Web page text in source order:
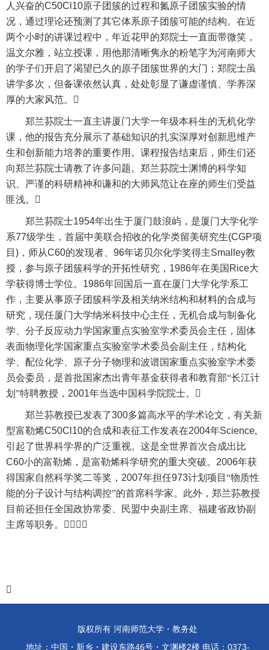
人兴奋的C50Cl10原子团簇的过程和氮原子团簇实验的情
况，通过理论还预测了其它体系原子团簇可能的结构。在近
两个小时的讲课过程中，年近花甲的郑院士一直面带微笑，
温文尔雅，站立授课，用他那清晰隽永的粉笔字为河南师大
的学子们开启了渴望已久的原子团簇世界的大门；郑院士虽
讲学多次，但备课依然认真，处处彰显了谦虚谨慎、学养深
厚的大家风范。

郑兰荪院士一直主讲厦门大学一年级本科生的无机化学
课，他的报告充分展示了基础知识的扎实深厚对创新思维产
生和创新能力培养的重要作用。课程报告结束后，师生们还
向郑兰荪院士请教了许多问题。郑兰荪院士渊博的科学知
识、严谨的科研精神和谦和的大师风范让在座的师生们受益
匪浅。

郑兰荪院士1954年出生于厦门鼓浪屿，是厦门大学化学
系77级学生，首届中美联合招收的化学类留美研究生(CGP项
目 ) ，师从C60的发现者、 96年诺贝尔化学奖得主Smalley教
授，参与原子团簇科学的开拓性研究， 1986年在美国 Rice大
学获得博士学位。 1986年回国后一直在厦门大学化学系工
作，主要从事原子团簇科学及相关纳米结构和材料的合成与
研究，现任厦门大学纳米科技中心主任，无机合成与制备化
学、分子反应动力学国家重点实验室学术委员会主任，固体
表面物理化学国家重点实验室学术委员会副主任，结构化
学、配位化学、原子分子物理和波谱国家重点实验室学术委
员会委员，是首批国家杰出青年基金获得者和教育部“长江计
划”特聘教授， 2001年当选中国科学院院士。 
郑兰荪教授已发表了300多篇高水平的学术论文，有关新
型富勒烯C50Cl10的合成和表征工作发表在2004年Science,
引起了世界科学界的广泛重视。这是全世界首次合成出比
C60小的富勒烯，是富勒烯科学研究的重大突破。 2006年获
得国家自然科学奖二等奖， 2007年担任973计划项目“物质性
能的分子设计与结构调控”的首席科学家。此外， 郑兰荪教授
目前还担任全国政协常委、民盟中央副主席、福建省政协副
主席等职务。


版权所有 河南师范大学・教务处
地址：中国・新乡・建设东路46号・文渊楼2楼 电话：0373-